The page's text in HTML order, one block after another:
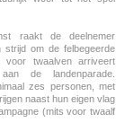
raakt de deelnemer
strijd om de felbegeerde
voor twaalven arriveert
de landenparade.
zes personen, met
naast hun eigen vlag
(mits voor twaalf